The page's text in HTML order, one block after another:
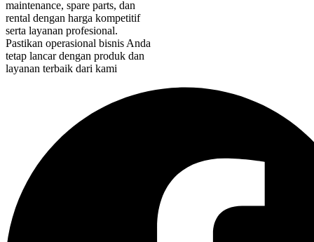
maintenance, spare parts, dan
rental dengan harga kompetitif
serta layanan profesional.
Pastikan operasional bisnis Anda
tetap lancar dengan produk dan
layanan terbaik dari kami